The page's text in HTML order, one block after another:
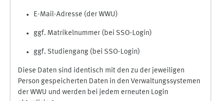
E-Mail-Adresse (der WWU)
ggf. Matrikelnummer (bei SSO-Login)
ggf. Studiengang (bei SSO-Login)
Diese Daten sind identisch mit den zu der jeweiligen
Person gespeicherten Daten in den Verwaltungssystemen
der WWU und werden bei jedem erneuten Login